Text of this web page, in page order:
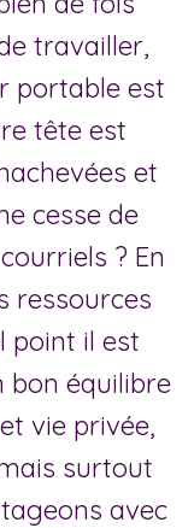
travailler,
portable est
tête est
et
cesse de
? En
ressources
point il est
équilibre
vie privée,
surtout
avec